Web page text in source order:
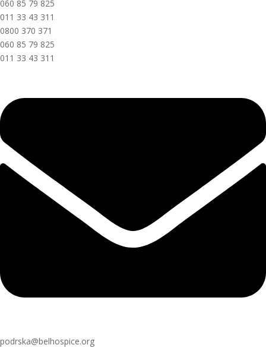
060 85 79 825
011 33 43 311
0800 370 371
060 85 79 825
011 33 43 311
podrska@belhospice.org